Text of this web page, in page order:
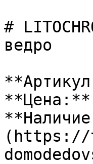
#
ведро
(https://